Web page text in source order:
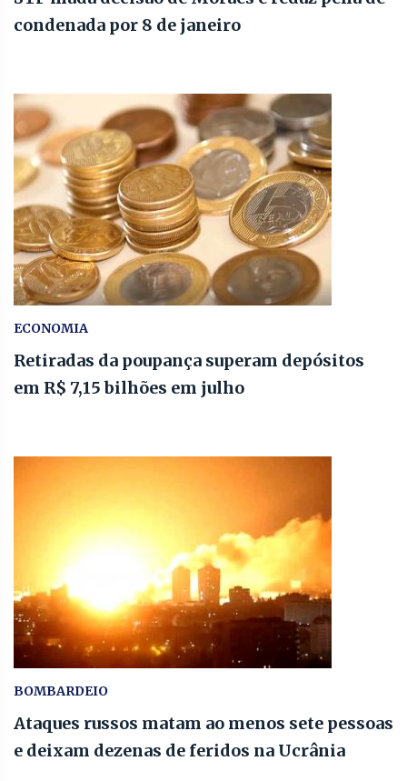
condenada por 8 de janeiro
ECONOMIA
Retiradas da poupança superam depósitos
em R$ 7,15 bilhões em julho
BOMBARDEIO
Ataques russos matam ao menos sete pessoas
e deixam dezenas de feridos na Ucrânia